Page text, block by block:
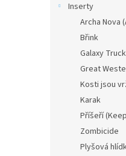
Inserty
Archa Nova
Břink
Galaxy
Great
Kosti jsou
Karak
Příšeří
Zombicide
Plyšová